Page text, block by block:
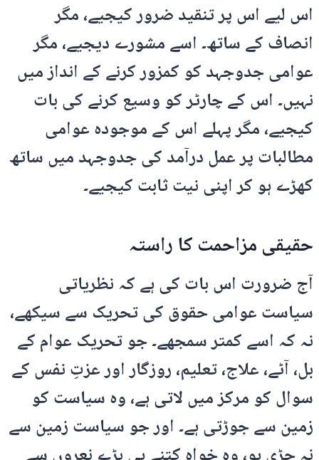
اس لیے اس پر تنقید ضرور کیجیے، مگر
انصاف کے ساتھ۔ اسے مشورے دیجیے، مگر
عوامی جدوجہد کو کمزور کرنے کے انداز میں
نہیں۔ اس کے چارٹر کو وسیع کرنے کی بات
کیجیے، مگر پہلے اس کے موجودہ عوامی
مطالبات پر عمل درآمد کی جدوجہد میں ساتھ
کھڑے ہو کر اپنی نیت ثابت کیجیے۔
حقیقی مزاحمت کا راستہ
آج ضرورت اس بات کی ہے کہ نظریاتی
سیاست عوامی حقوق کی تحریک سے سیکھے،
نہ کہ اسے کمتر سمجھے۔ جو تحریک عوام کے
بل، آٹے، علاج، تعلیم، روزگار اور عزتِ نفس کے
سوال کو مرکز میں لاتی ہے، وہ سیاست کو
زمین سے جوڑتی ہے۔ اور جو سیاست زمین سے